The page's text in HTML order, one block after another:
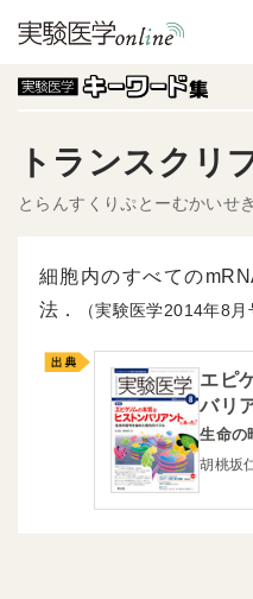
トランスクリ
とらんすくりぷとーむかいせき
細胞内のすべての
法．
（実験医学2014年8月
エピ
バリ
生命の
胡桃坂